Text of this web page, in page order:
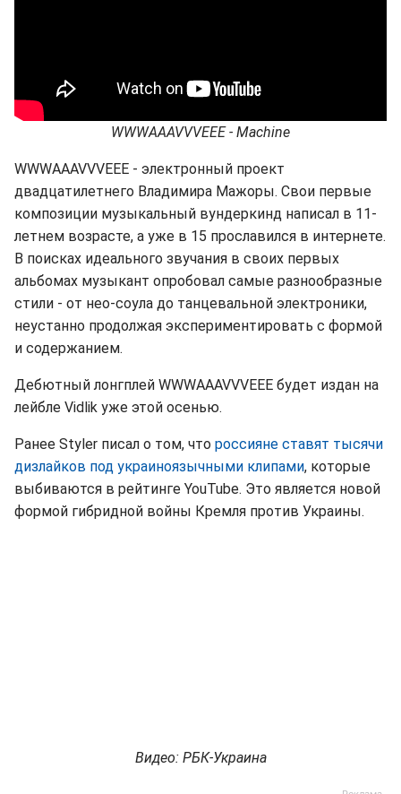
WWWAAAVVVEEE - Machine
WWWAAAVVVEEE - электронный проект
двадцатилетнего Владимира Мажоры. Свои первые
композиции музыкальный вундеркинд написал в 11-
летнем возрасте, а уже в 15 прославился в интернете.
В поисках идеального звучания в своих первых
альбомах музыкант опробовал самые разнообразные
стили - от нео-соула до танцевальной электроники,
неустанно продолжая экспериментировать с формой
и содержанием.
Дебютный лонгплей WWWAAAVVVEEE будет издан на
лейбле Vidlik уже этой осенью.
Ранее Styler писал о том, что россияне ставят тысячи
дизлайков под украиноязычными клипами, которые
выбиваются в рейтинге YouTube. Это является новой
формой гибридной войны Кремля против Украины.
Видео: РБК-Украина